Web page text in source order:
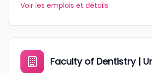
Voir les emplois et détails
Faculty of Dentistry |